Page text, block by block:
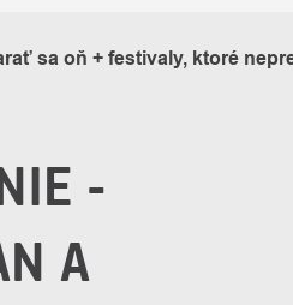
sa oň + festivaly, ktoré
-
A